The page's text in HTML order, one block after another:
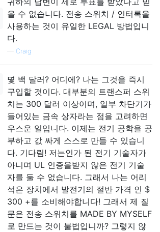
을 수 없습니다. 전송 스위치 / 인터록을
사용하는 것이 유일한 LEGAL 방법입니
다.
— Craig
몇 백 달러? 어디에? 나는 그것을 즉시
구입할 것이다. 대부분의 트랜스퍼 스위
치는 300 달러 이상이며, 일부 차단기가
들어있는 금속 상자라는 점을 고려하면
우스운 일입니다. 이제는 전기 공학을 공
부하고 값 싸게 스스로 만들 수 있습니
다. 기다림! 저는인가 된 전기 기술자가
아니며 UL 인증을받지 않은 전기 기술
자를 둘 수 없습니다. 그래서 나는 어리
석은 장치에서 발전기의 절반 가격 인 $
300 +를 소비해야합니다! 그래서 제 질
문은 전송 스위치를 MADE BY MYSELF
로 만드는 것이 불법입니까? 그렇지 않